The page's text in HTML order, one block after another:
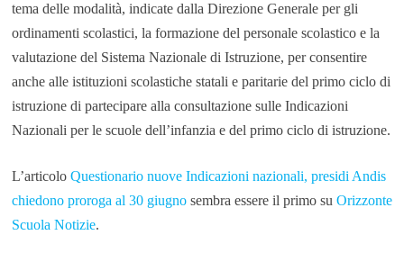
tema delle modalità, indicate dalla Direzione Generale per gli
ordinamenti scolastici, la formazione del personale scolastico e la
valutazione del Sistema Nazionale di Istruzione, per consentire
anche alle istituzioni scolastiche statali e paritarie del primo ciclo di
istruzione di partecipare alla consultazione sulle Indicazioni
Nazionali per le scuole dell’infanzia e del primo ciclo di istruzione.
L’articolo Questionario nuove Indicazioni nazionali, presidi Andis
chiedono proroga al 30 giugnosembra essere il primo su Orizzonte
Scuola Notizie.